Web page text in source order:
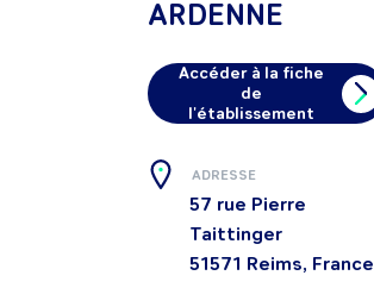
ARDENNE
Accéder à la fiche
de
l'établissement
ADRESSE
57 rue Pierre
Taittinger
51571 Reims, France